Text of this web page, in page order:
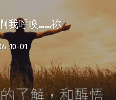
我呼喚……祢
10-01